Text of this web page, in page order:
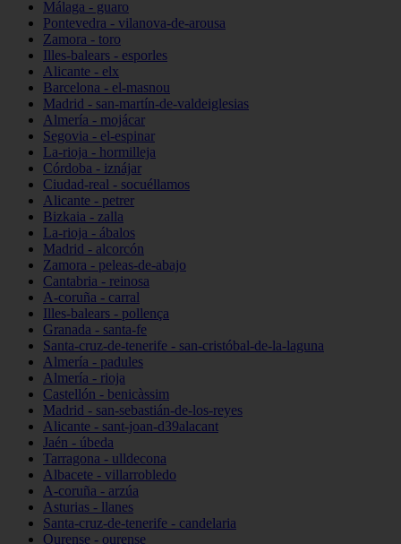
Málaga - guaro
Pontevedra - vilanova-de-arousa
Zamora - toro
Illes-balears - esporles
Alicante - elx
Barcelona - el-masnou
Madrid - san-martín-de-valdeiglesias
Almería - mojácar
Segovia - el-espinar
La-rioja - hormilleja
Córdoba - iznájar
Ciudad-real - socuéllamos
Alicante - petrer
Bizkaia - zalla
La-rioja - ábalos
Madrid - alcorcón
Zamora - peleas-de-abajo
Cantabria - reinosa
A-coruña - carral
Illes-balears - pollença
Granada - santa-fe
Santa-cruz-de-tenerife - san-cristóbal-de-la-laguna
Almería - padules
Almería - rioja
Castellón - benicàssim
Madrid - san-sebastián-de-los-reyes
Alicante - sant-joan-d39alacant
Jaén - úbeda
Tarragona - ulldecona
Albacete - villarrobledo
A-coruña - arzúa
Asturias - llanes
Santa-cruz-de-tenerife - candelaria
Ourense - ourense